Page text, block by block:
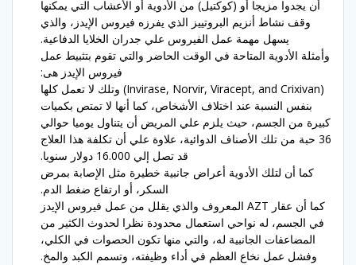
أن يجدوا مزيجا أو (كوكتيل) من الأدوية أو الأعشاب التي يمكنها
وقف نشاط أنزيم البروتييز الذي يفرزه فيروس الإيدز، والذي
يسهل مهمة عمل الفيروس علي جدران الخلايا الدفاعية.
وأمثلة الأدوية المتاحة في الوقت الحاضر والتي تقوم بتثبيط عمل
فيروس الإيدز هى:
(Invirase, Norvir, Viracept, and Crixivan) وتلك لا تعمل كلها
بنفس النسبة عند اختلاف الأشخاص، كما أنها لا تمتص بكميات
كبيرة من الجسم، حيث يلزم علي المريض أن يتناول يوميا حوالي
36 حبة من تلك الأصناف الدوائية، علاوة علي أن تكلفة هذا العلاج
قد تصل إلي 16.000 دولار سنويا.
كما أن لتلك الأدوية أعراض جانبية خطيرة مثل الإصابة بمرض
السكر، أو ارتفاع ضغط الدم.
كما أن عقار AZT المعروف والذي يقلل من عمل فيروس الإيدز
في الجسم، له نواحي استعمال محدودة نظرا لحدوث الكثير من
المضاعفات الجانبية له، والتي منها تكون الحصوات في الكلي،
وفشل عمل نخاع العظم في أداء وظيفته، وتسمم الكبد والمخ.